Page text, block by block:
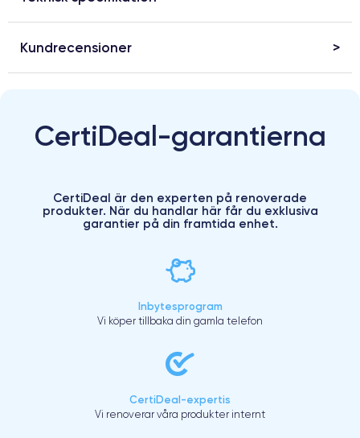
Kundrecensioner
CertiDeal-garantierna
CertiDeal är den experten på renoverade
produkter. När du handlar här får du exklusiva
garantier på din framtida enhet.
Inbytesprogram
Vi köper tillbaka din gamla telefon
CertiDeal-expertis
Vi renoverar våra produkter internt